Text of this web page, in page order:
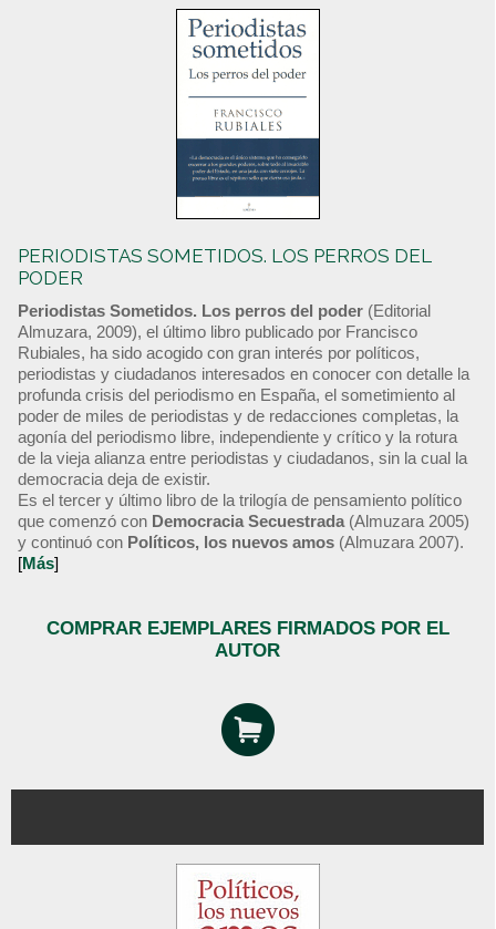
PERIODISTAS SOMETIDOS. LOS PERROS DEL
PODER
Periodistas Sometidos. Los perros del poder (Editorial
Almuzara, 2009), el último libro publicado por Francisco
Rubiales, ha sido acogido con gran interés por políticos,
periodistas y ciudadanos interesados en conocer con detalle la
profunda crisis del periodismo en España, el sometimiento al
poder de miles de periodistas y de redacciones completas, la
agonía del periodismo libre, independiente y crítico y la rotura
de la vieja alianza entre periodistas y ciudadanos, sin la cual la
democracia deja de existir.
Es el tercer y último libro de la trilogía de pensamiento político
que comenzó con Democracia Secuestrada (Almuzara 2005)
y continuó con Políticos, los nuevos amos (Almuzara 2007).
[Más]
COMPRAR EJEMPLARES FIRMADOS POR EL
AUTOR